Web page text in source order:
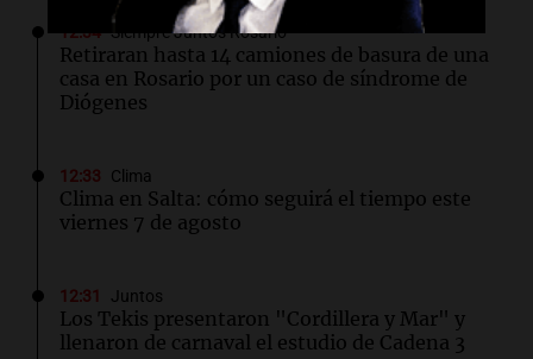
12:34 Siempre Juntos Rosario
Retiraran hasta 14 camiones de basura de una
casa en Rosario por un caso de síndrome de
Diógenes
12:33 Clima
Clima en Salta: cómo seguirá el tiempo este
viernes 7 de agosto
12:31 Juntos
Los Tekis presentaron "Cordillera y Mar" y
llenaron de carnaval el estudio de Cadena 3